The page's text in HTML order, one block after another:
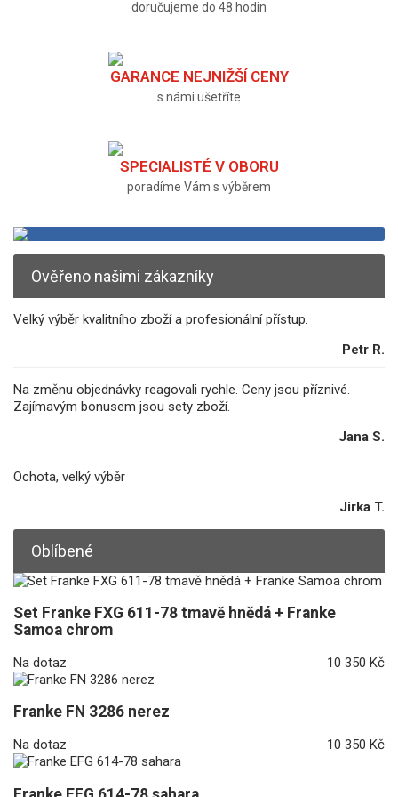
doručujeme do 48 hodin
GARANCE NEJNIŽŠÍ CENY
s námi ušetříte
SPECIALISTÉ V OBORU
poradíme Vám s výběrem
Ověřeno našimi zákazníky
Velký výběr kvalitního zboží a profesionální přístup.
Petr R.
Na změnu objednávky reagovali rychle. Ceny jsou příznivé.
Zajímavým bonusem jsou sety zboží.
Jana S.
Ochota, velký výběr
Jirka T.
Oblíbené
Set Franke FXG 611-78 tmavě hnědá + Franke
Samoa chrom
Na dotaz 10 350 Kč
Franke FN 3286 nerez
Na dotaz 10 350 Kč